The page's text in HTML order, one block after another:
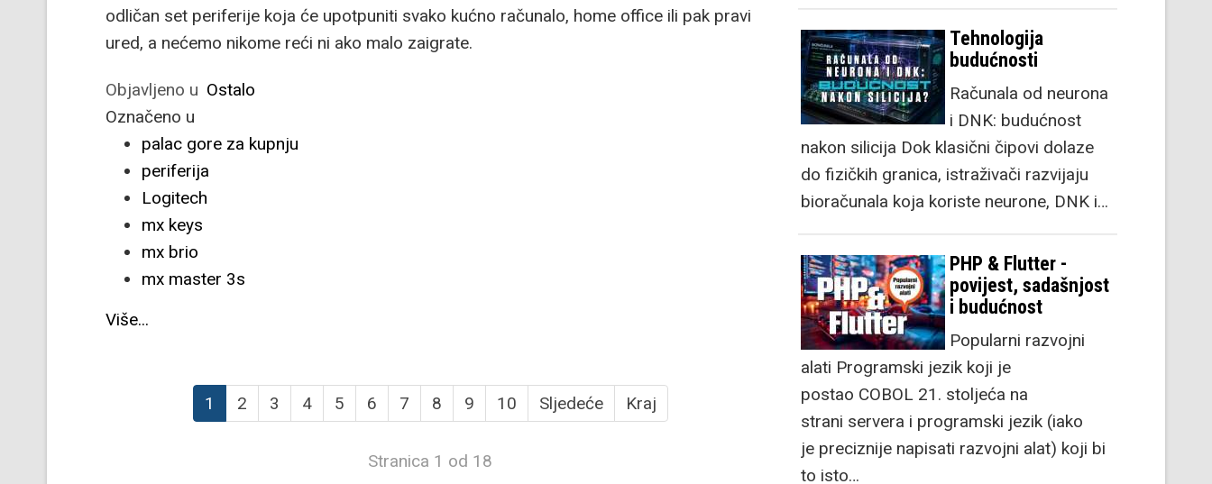
odličan set periferije koja će upotpuniti svako kućno računalo, home office ili pak pravi
ured, a nećemo nikome reći ni ako malo zaigrate.
Objavljeno u Ostalo
Označeno u
palac gore za kupnju
periferija
Logitech
mx keys
mx brio
mx master 3s
Više...
1 2 3 4 5 6 7 8 9 10 Sljedeće Kraj
Stranica 1 od 18
Tehnologija
budućnosti
Računala od neurona
i DNK: budućnost
nakon silicija Dok klasični čipovi dolaze
do fizičkih granica, istraživači razvijaju
bioračunala koja koriste neurone, DNK i…
PHP & Flutter -
povijest, sadašnjost
i budućnost
Popularni razvojni
alati Programski jezik koji je
postao COBOL 21. stoljeća na
strani servera i programski jezik (iako
je preciznije napisati razvojni alat) koji bi
to isto…